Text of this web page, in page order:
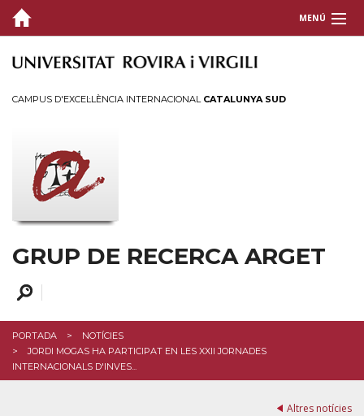
MENÚ
GRUP
DIVULGACIÓ
Agenda
Notícies
CONTACTE
CAMPUS D'EXCEL·LÈNCIA INTERNACIONAL CATALUNYA SUD
GRUP DE RECERCA ARGET
PORTADA
NOTÍCIES
JORDI MOGAS HA PARTICIPAT EN LES XXII JORNADES
INTERNACIONALS D'INVES...
Altres notícies